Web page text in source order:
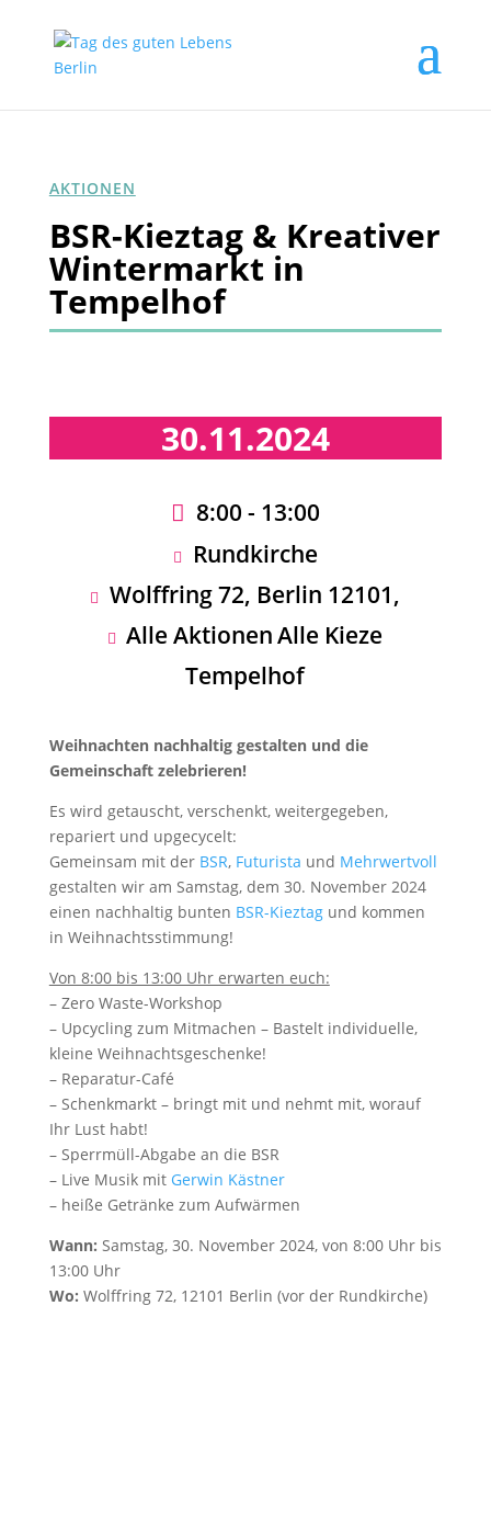
AKTIONEN
BSR-Kieztag & Kreativer
Wintermarkt in
Tempelhof
30.11.2024
8:00 - 13:00
Rundkirche
Wolffring 72, Berlin 12101,
Alle AktionenAlle Kieze
Tempelhof
Weihnachten nachhaltig gestalten und die
Gemeinschaft zelebrieren!
Es wird getauscht, verschenkt, weitergegeben,
repariert und upgecycelt:
Gemeinsam mit der BSR, Futurista und Mehrwertvoll
gestalten wir am Samstag, dem 30. November 2024
einen nachhaltig bunten BSR-Kieztagund kommen
in Weihnachtsstimmung!
Von 8:00 bis 13:00 Uhr erwarten euch:
– Zero Waste-Workshop
– Upcycling zum Mitmachen – Bastelt individuelle,
kleine Weihnachtsgeschenke!
– Reparatur-Café
– Schenkmarkt – bringt mit und nehmt mit, worauf
Ihr Lust habt!
– Sperrmüll-Abgabe an die BSR
– Live Musik mit Gerwin Kästner
– heiße Getränke zum Aufwärmen
Wann: Samstag, 30. November 2024, von 8:00 Uhr bis
13:00 Uhr
Wo: Wolffring 72, 12101 Berlin (vor der Rundkirche)